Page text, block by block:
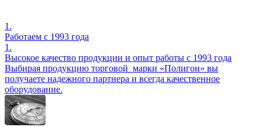
1.
Работаем с 1993 года
1.
Высокое качество продукции и опыт работы с 1993 года
Выбирая продукцию торговой марки «Полигон» вы
получаете надежного партнера и всегда качественное
оборудование.